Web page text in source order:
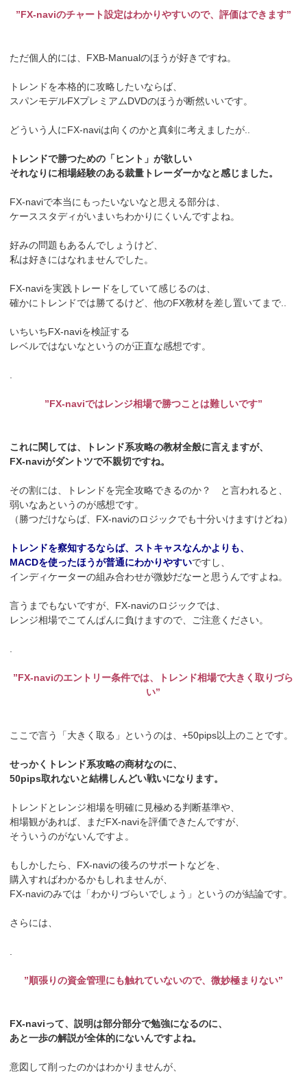
”FX-naviのチャート設定はわかりやすいので、評価はできます”
ただ個人的には、FXB-Manualのほうが好きですね。
トレンドを本格的に攻略したいならば、
スパンモデルFXプレミアムDVDのほうが断然いいです。
どういう人にFX-naviは向くのかと真剣に考えましたが..
トレンドで勝つための「ヒント」が欲しい
それなりに相場経験のある裁量トレーダーかなと感じました。
FX-naviで本当にもったいないなと思える部分は、
ケーススタディがいまいちわかりにくいんですよね。
好みの問題もあるんでしょうけど、
私は好きにはなれませんでした。
FX-naviを実践トレードをしていて感じるのは、
確かにトレンドでは勝てるけど、他のFX教材を差し置いてまで..
いちいちFX-naviを検証する
レベルではないなというのが正直な感想です。
”FX-naviではレンジ相場で勝つことは難しいです”
これに関しては、トレンド系攻略の教材全般に言えますが、
FX-naviがダントツで不親切ですね。
その割には、トレンドを完全攻略できるのか？ と言われると、
弱いなあというのが感想です。
（勝つだけならば、FX-naviのロジックでも十分いけますけどね）
トレンドを察知するならば、ストキャスなんかよりも、
MACDを使ったほうが普通にわかりやすいですし、
インディケーターの組み合わせが微妙だなーと思うんですよね。
言うまでもないですが、FX-naviのロジックでは、
レンジ相場でこてんぱんに負けますので、ご注意ください。
”FX-naviのエントリー条件では、トレンド相場で大きく取りづら
い”
ここで言う「大きく取る」というのは、+50pips以上のことです。
せっかくトレンド系攻略の商材なのに、
50pips取れないと結構しんどい戦いになります。
トレンドとレンジ相場を明確に見極める判断基準や、
相場観があれば、まだFX-naviを評価できたんですが、
そういうのがないんですよ。
もしかしたら、FX-naviの後ろのサポートなどを、
購入すればわかるかもしれませんが、
FX-naviのみでは「わかりづらいでしょう」というのが結論です。
さらには、
”順張りの資金管理にも触れていないので、微妙極まりない”
FX-naviって、説明は部分部分で勉強になるのに、
あと一歩の解説が全体的にないんですよね。
意図して削ったのかはわかりませんが、